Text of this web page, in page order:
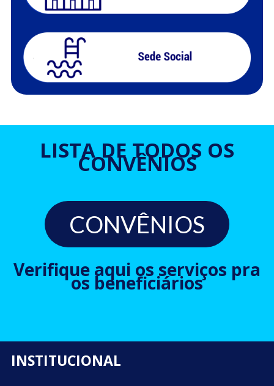
LISTA DE TODOS OS
CONVÊNIOS
CONVÊNIOS
Verifique aqui os serviços pra
os beneficiários
INSTITUCIONAL